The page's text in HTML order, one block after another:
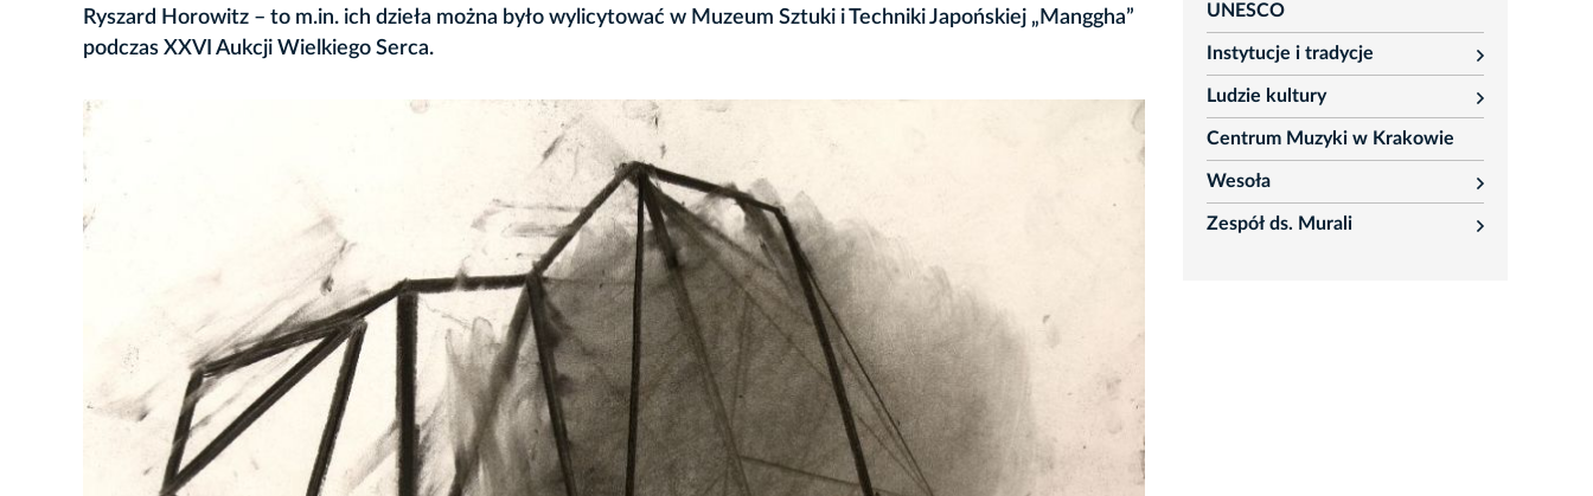
Ryszard Horowitz – to m.in. ich dzieła można było wylicytować w Muzeum Sztuki i Techniki Japońskiej „Manggha”
podczas XXVI Aukcji Wielkiego Serca.
UNESCO
Instytucje i tradycje
rozwiń
Ludzie kultury
rozwiń
Centrum Muzyki w Krakowie
Wesoła
rozwiń
Zespół ds. Murali
rozwiń